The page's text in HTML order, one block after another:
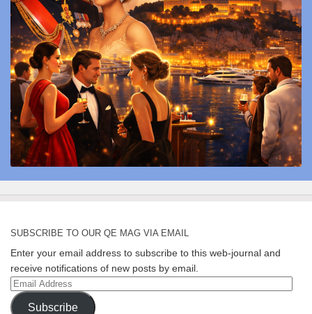
SUBSCRIBE TO OUR QE MAG VIA EMAIL
Enter your email address to subscribe to this web-journal and
receive notifications of new posts by email.
Email
Address
Subscribe